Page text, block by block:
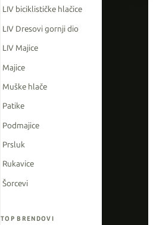
LIV biciklističke hlačice
LIV Dresovi gornji dio
LIV Majice
Majice
Muške hlače
Patike
Podmajice
Prsluk
Rukavice
Šorcevi
TOP BRENDOVI